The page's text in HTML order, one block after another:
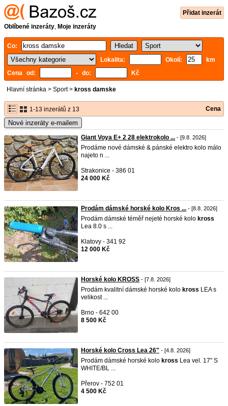
Přidat inzerát
Oblíbené inzeráty, Moje inzeráty
Co:
Lokalita:
Okolí:
km
Cena od:
- do: Kč
Hlavní stránka > Sport> kross damske
1-13 inzerátů z 13 Cena
Nové inzeráty e-mailem
Giant Voya E+ 2 28 elektrokolo ... - [9.8. 2026]
Prodáme nové dámské & pánské elektro kolo málo
najeto n ...
Strakonice - 386 01
24 000 Kč
Prodám dámské horské kolo Kros ... - [8.8. 2026]
Prodám dámské téměř nejeté horské kolo kross
Lea 8.0 s ...
Klatovy - 341 92
12 000 Kč
Horské kolo KROSS - [7.8. 2026]
Prodám kvalitní dámské horské kolo kross LEA s
velikost ...
Brno - 642 00
8 500 Kč
Horské kolo Cross Lea 26" - [4.8. 2026]
Prodám dámské horské kolo kross Lea vel. 17" S
WHITE/BL ...
Přerov - 752 01
4 500 Kč